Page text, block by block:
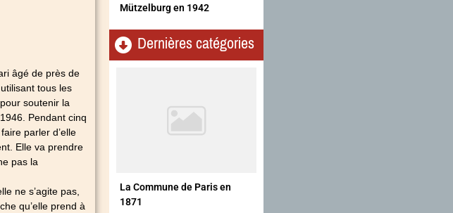
âgé de près de
tous les
soutenir la
Pendant cinq
parler d’elle
Elle va prendre
pas la
ne s’agite pas,
qu’elle prend à
Mützelburg en 1942
Dernières catégories
La Commune de Paris en
1871